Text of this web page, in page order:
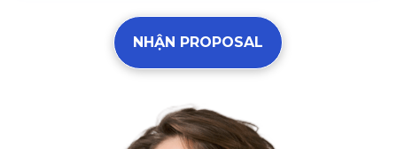
NHẬN PROPOSAL